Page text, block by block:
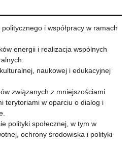
i współpracy w ramach
energii i realizacja wspólnych
naukowej i edukacyjnej
związanych z mniejszościami
terytoriami w oparciu o dialog i
polityki społecznej, w tym w
ochrony środowiska i polityki